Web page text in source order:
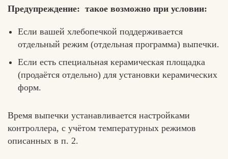
Предупреждение: такое возможно при условии:
Если вашей хлебопечкой поддерживается
отдельный режим (отдельная программа) выпечки.
Если есть специальная керамическая площадка
(продаётся отдельно) для установки керамических
форм.
Время выпечки устанавливается настройками
контроллера, с учётом температурных режимов
описанных в п. 2.